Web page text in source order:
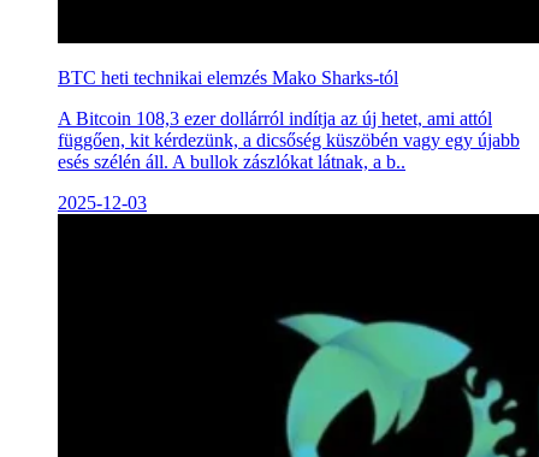
BTC heti technikai elemzés Mako Sharks-tól
A Bitcoin 108,3 ezer dollárról indítja az új hetet, ami attól
függően, kit kérdezünk, a dicsőség küszöbén vagy egy újabb
esés szélén áll. A bullok zászlókat látnak, a b..
2025-12-03